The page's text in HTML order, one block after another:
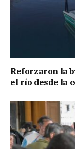
Reforzaron la
el río desde la